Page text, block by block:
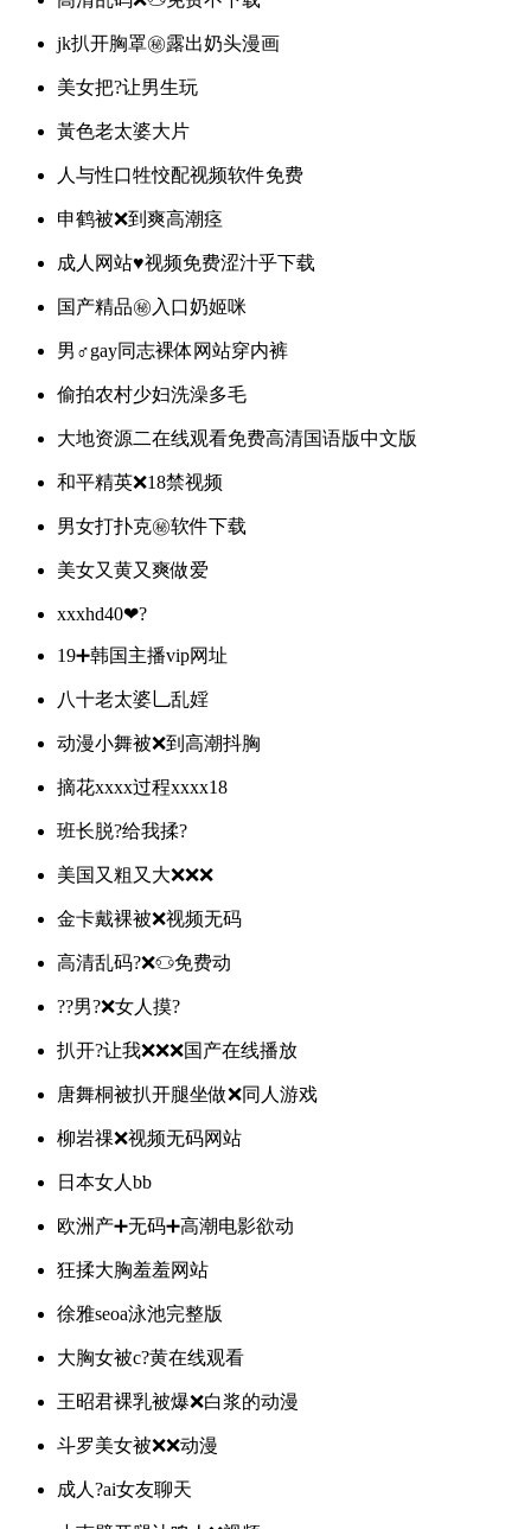
jk扒开胸罩㊙️露出奶头漫画
美女把?让男生玩
黃色老太婆大片
人与性口牲恔配视频软件免费
申鹤被❌到爽高潮痉
成人网站♥视频免费涩汁乎下载
国产精品㊙️入口奶姬咪
男♂gay同志裸体网站穿内裤
偷拍农村少妇洗澡多毛
大地资源二在线观看免费高清国语版中文版
和平精英❌18禁视频
男女打扑克㊙️软件下载
美女又黄又爽做爱
xxxhd40❤?
19➕韩国主播vip网址
八十老太婆乚乱婬
动漫小舞被❌到高潮抖胸
摘花xxxx过程xxxx18
班长脱?给我揉?
美国又粗又大❌❌❌
金卡戴裸被❌视频无码
高清乱码?❌♋免费动
??男?❌女人摸?
扒开?让我❌❌❌国产在线播放
唐舞桐被扒开腿坐做❌同人游戏
柳岩祼❌视频无码网站
日本女人bb
欧洲产➕无码➕高潮电影欲动
狂揉大胸羞羞网站
徐雅seoa泳池完整版
大胸女被c?黄在线观看
王昭君裸乳被爆❌白浆的动漫
斗罗美女被❌️❌️动漫
成人?ai女友聊天